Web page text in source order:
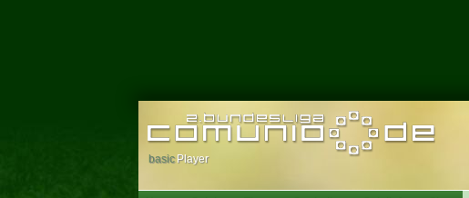
basic Player